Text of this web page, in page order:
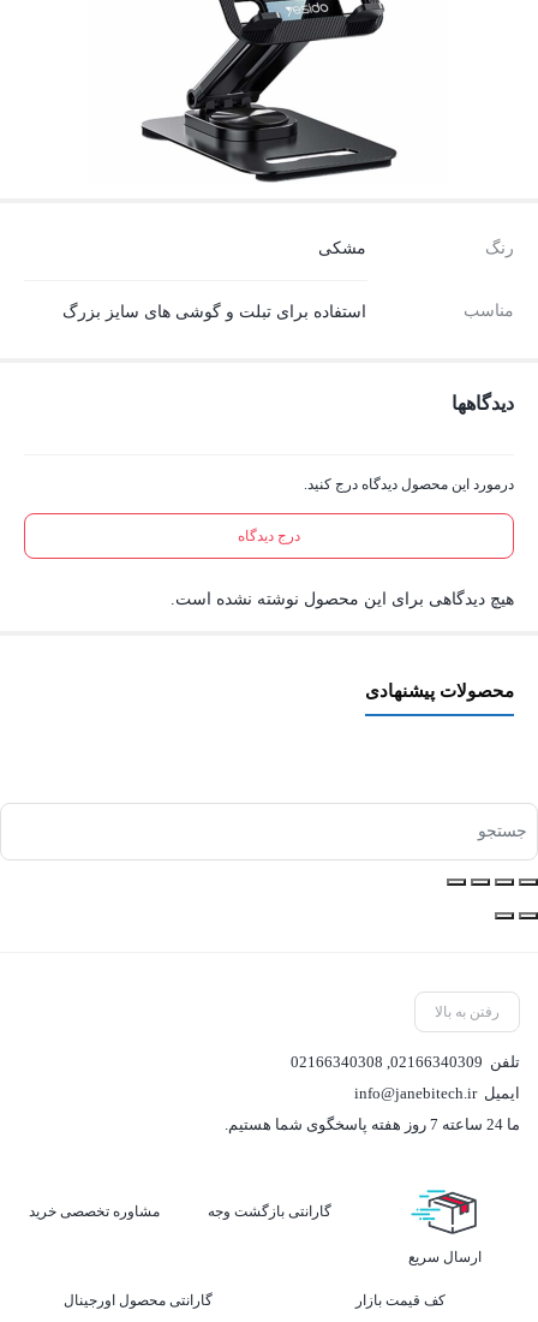
رنگ مشکی
مناسب استفاده برای تبلت و گوشی های سایز بزرگ
دیدگاهها
درمورد این محصول دیدگاه درج کنید.
درج دیدگاه
هیچ دیدگاهی برای این محصول نوشته نشده است.
محصولات پیشنهادی
رفتن به بالا
تلفن 02166340309
,
02166340308
ایمیلinfo@janebitech.ir
ما 24 ساعته 7 روز هفته پاسخگوی شما هستیم.
ارسال سریع
گارانتی بازگشت وجه مشاوره تخصصی خرید
کف قیمت بازار گارانتی محصول اورجینال